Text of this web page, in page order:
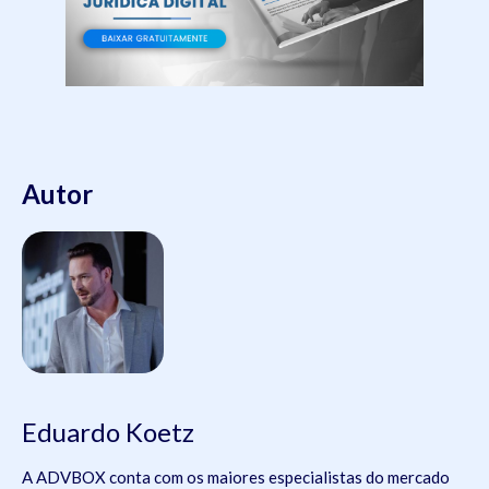
Autor
Eduardo Koetz
A ADVBOX conta com os maiores especialistas do mercado